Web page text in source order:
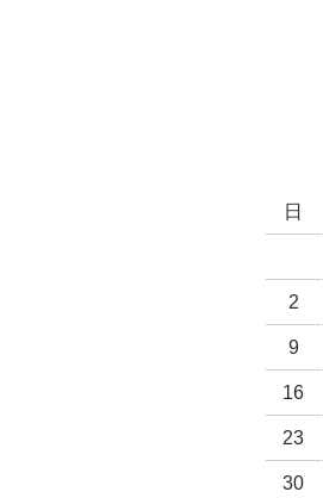
日
2
9
16
23
30